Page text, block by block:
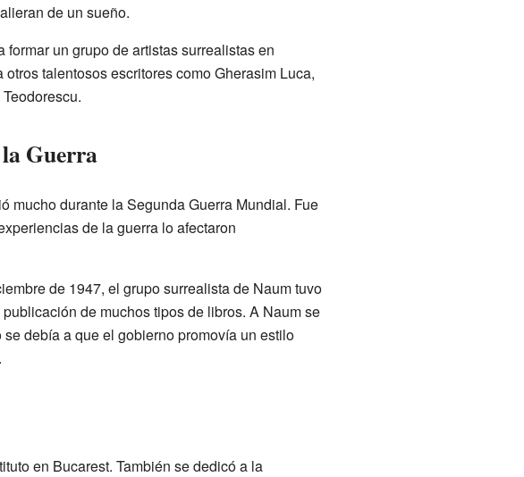
de un sueño.
formar un grupo de artistas surrealistas en
talentosos escritores como Gherasim Luca,
Guerra
mucho durante la Segunda Guerra Mundial. Fue
de la guerra lo afectaron
de 1947, el grupo surrealista de Naum tuvo
de muchos tipos de libros. A Naum se
debía a que el gobierno promovía un estilo
en Bucarest. También se dedicó a la